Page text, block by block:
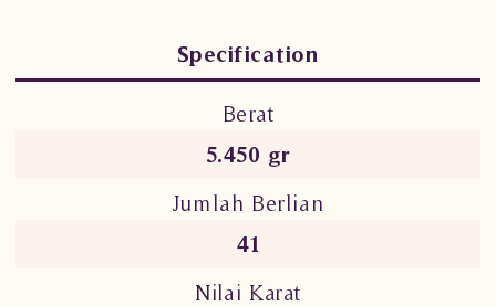
Specification
Berat
5.450 gr
Jumlah Berlian
41
Nilai Karat